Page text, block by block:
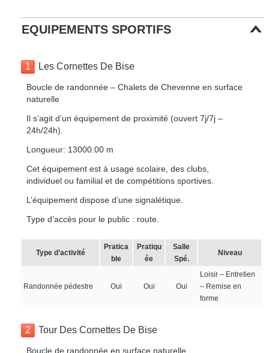
EQUIPEMENTS SPORTIFS
1 Les Cornettes De Bise
Boucle de randonnée – Chalets de Chevenne en surface
naturelle
Il s’agit d’un équipement de proximité (ouvert 7j/7j –
24h/24h).
Longueur: 13000.00 m
Cet équipement est à usage scolaire, des clubs,
individuel ou familial et de compétitions sportives.
L’équipement dispose d’une signalétique.
Type d’accès pour le public : route.
Type d’activité
Pratica
ble
Pratiqu
ée
Salle
Spé.
Niveau
Randonnée pédestre Oui Oui Oui
Loisir – Entretien
– Remise en
forme
2 Tour Des Cornettes De Bise
Boucle de randonnée en surface naturelle